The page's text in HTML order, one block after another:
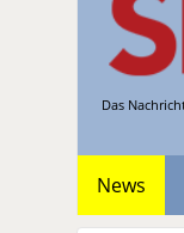
Das
News